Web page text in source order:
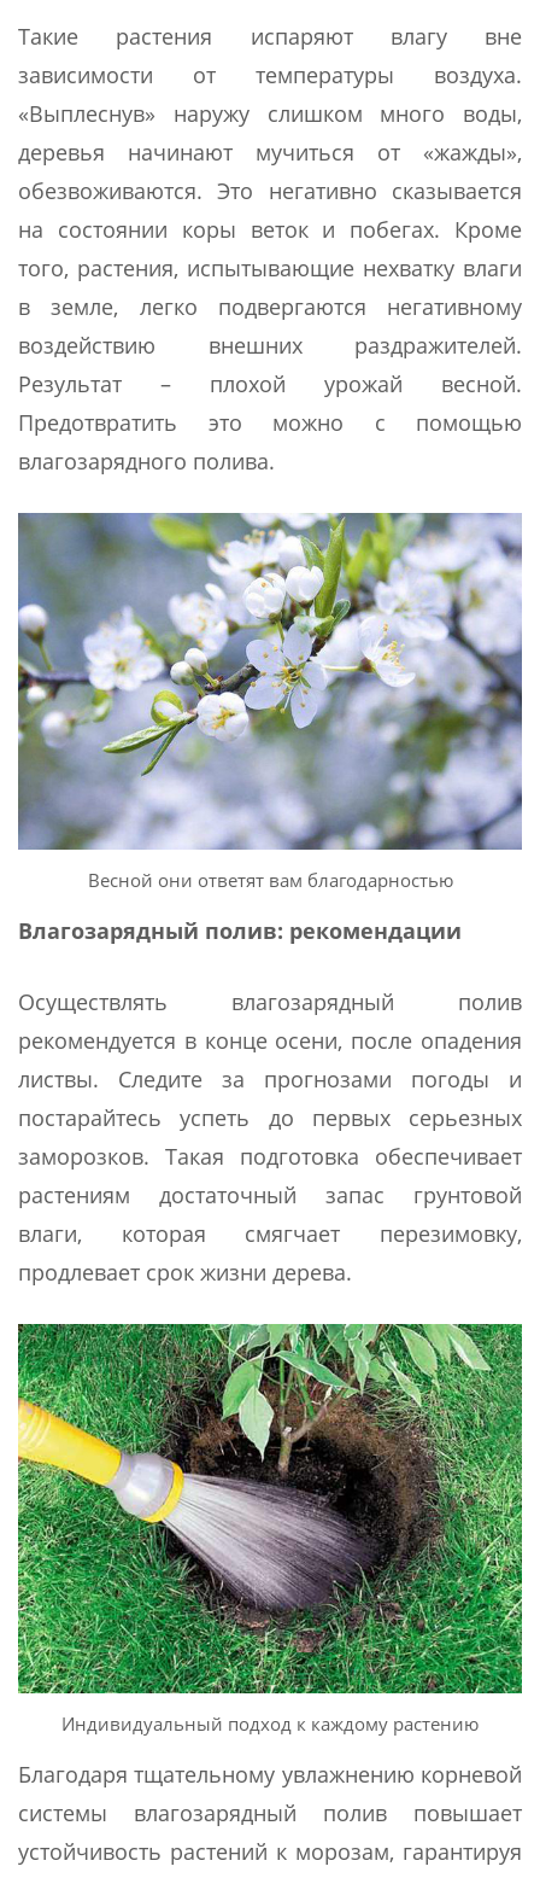
Такие растения испаряют влагу вне
зависимости от температуры воздуха.
«Выплеснув» наружу слишком много воды,
деревья начинают мучиться от «жажды»,
обезвоживаются. Это негативно сказывается
на состоянии коры веток и побегах. Кроме
того, растения, испытывающие нехватку влаги
в земле, легко подвергаются негативному
воздействию внешних раздражителей.
Результат – плохой урожай весной.
Предотвратить это можно с помощью
влагозарядного полива.
Весной они ответят вам благодарностью
Влагозарядный полив: рекомендации
Осуществлять влагозарядный полив
рекомендуется в конце осени, после опадения
листвы. Следите за прогнозами погоды и
постарайтесь успеть до первых серьезных
заморозков. Такая подготовка обеспечивает
растениям достаточный запас грунтовой
влаги, которая смягчает перезимовку,
продлевает срок жизни дерева.
Индивидуальный подход к каждому растению
Благодаря тщательному увлажнению корневой
системы влагозарядный полив повышает
устойчивость растений к морозам, гарантируя